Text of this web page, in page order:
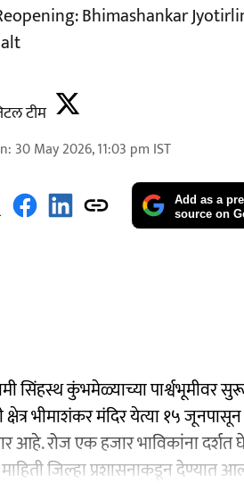
Bhimashankar
टीम
: 30 May 2026, 11:03 pm IST
Add as a
source on
सिंहस्थ कुंभमेळ्याच्या
भीमाशंकर मंदिर येत्या १५
रोज एक हजार भाविकांना दर्शत
जिल्हा प्रशासनाकडून देण्यात